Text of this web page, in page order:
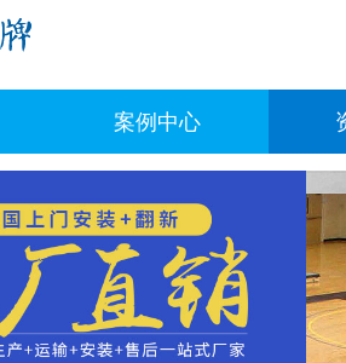
案例中心